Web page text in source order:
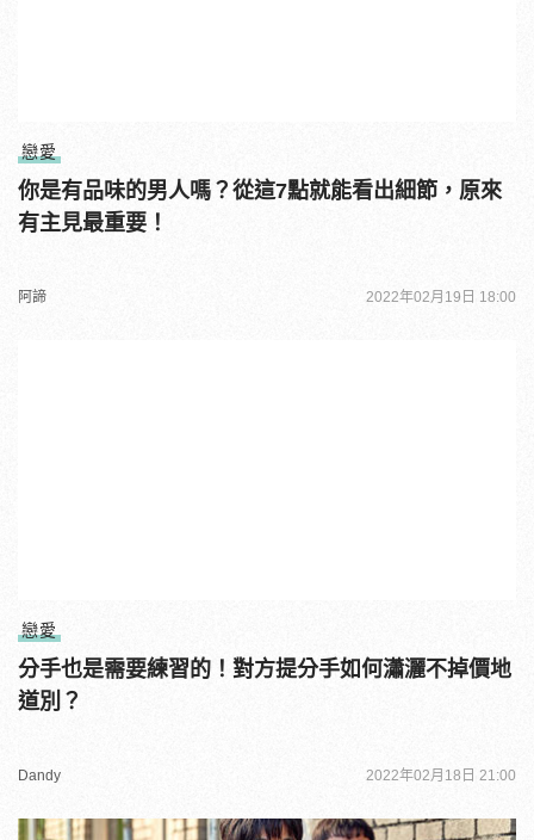
戀愛
你是有品味的男人嗎？從這7點就能看出細節，原來
有主見最重要！
阿諦 2022年02月19日 18:00
戀愛
分手也是需要練習的！對方提分手如何瀟灑不掉價地
道別？
Dandy 2022年02月18日 21:00